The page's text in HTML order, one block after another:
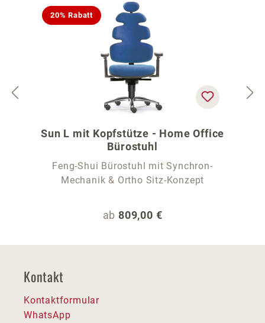
20% Rabatt
Sun L mit Kopfstütze - Home Office
Bürostuhl
Feng-Shui Bürostuhl mit Synchron-
Mechanik & Ortho Sitz-Konzept
Regulärer Preis:
ab 809,00 €
Kontakt
Kontaktformular
WhatsApp